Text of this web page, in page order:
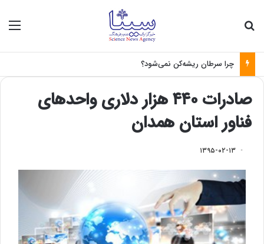
چرا سرطان ریشه‌کن نمی‌شود؟
صادرات ۴۴۰ هزار دلاری واحدهای
فناور استان همدان
۱۳۹۵-۰۲-۱۳